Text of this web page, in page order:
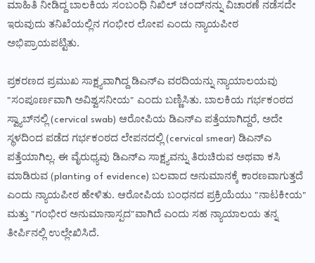
ಮಾಹಿತಿ ನೀಡಿದ್ದ ಬಾಲಕಿಯ ಸಂಬಂಧಿ ನಿಖಿಲ್ ಚಂದ್‌ನನ್ನು ವಿಚಾರಣೆ ನಡೆಸದೇ
ಇರುವುದು ತನಿಖೆಯಲ್ಲಿನ ಗಂಭೀರ ಲೋಪ ಎಂದು ನ್ಯಾಯಪೀಠ
ಅಭಿಪ್ರಾಯಪಟ್ಟಿತು.
ಪ್ರಕರಣದ ಪ್ರಮುಖ ಸಾಕ್ಷ್ಯವಾಗಿದ್ದ ಡಿಎನ್‌ಎ ವರದಿಯನ್ನು ನ್ಯಾಯಾಲಯವು
"ಸಂಪೂರ್ಣವಾಗಿ ಅವಿಶ್ವಸನೀಯ" ಎಂದು ಬಣ್ಣಿಸಿತು. ಬಾಲಕಿಯ ಗರ್ಭಕಂಠದ
ಸ್ವ್ಯಾಬ್‌ನಲ್ಲಿ (cervical swab) ಆರೋಪಿಯ ಡಿಎನ್‌ಎ ಪತ್ತೆಯಾಗಿದ್ದರೆ, ಅದೇ
ಸ್ಥಳದಿಂದ ಪಡೆದ ಗರ್ಭಕಂಠದ ಲೇಪನದಲ್ಲಿ (cervical smear) ಡಿಎನ್‌ಎ
ಪತ್ತೆಯಾಗಿಲ್ಲ. ಈ ವೈರುಧ್ಯವು ಡಿಎನ್‌ಎ ಸಾಕ್ಷ್ಯವನ್ನು ತಿರುಚಿರುವ ಅಥವಾ ಕಸಿ
ಮಾಡಿರುವ (planting of evidence) ಬಲವಾದ ಅನುಮಾನಕ್ಕೆ ಕಾರಣವಾಗುತ್ತದೆ
ಎಂದು ನ್ಯಾಯಪೀಠ ಹೇಳಿತು. ಆರೋಪಿಯ ಬಂಧನದ ಪ್ರಕ್ರಿಯೆಯು "ನಾಟಕೀಯ"
ಮತ್ತು "ಗಂಭೀರ ಅನುಮಾನಾಸ್ಪದ"ವಾಗಿದೆ ಎಂದು ಸಹ ನ್ಯಾಯಾಲಯ ತನ್ನ
ತೀರ್ಪಿನಲ್ಲಿ ಉಲ್ಲೇಖಿಸಿದೆ.